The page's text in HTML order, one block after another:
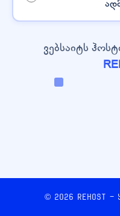
ვებსაიტს
© 2026 REHOST